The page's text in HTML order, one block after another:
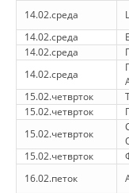
14.02.среда
14.02.среда
14.02.среда
14.02.среда
15.02.четврток
15.02.четврток
15.02.четврток
15.02.четврток
16.02.петок